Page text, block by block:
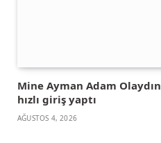
Mine Ayman Adam
hızlı giriş yaptı
AĞUSTOS 4, 2026